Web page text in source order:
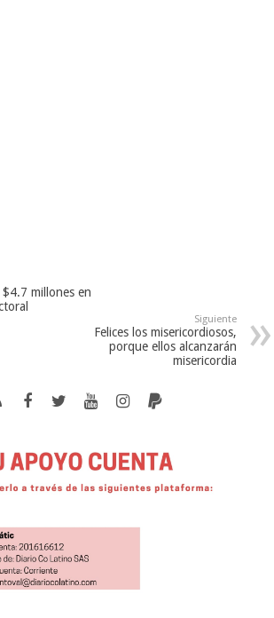
millones en
Siguiente
Felices los misericordiosos,
porque ellos alcanzarán
misericordia